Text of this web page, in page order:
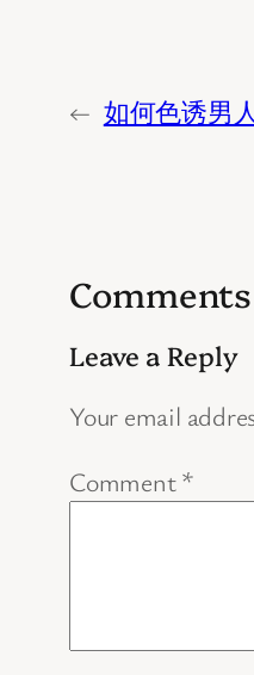
← 如何色诱男人
Comments
Leave a Reply
Your email
Comment*